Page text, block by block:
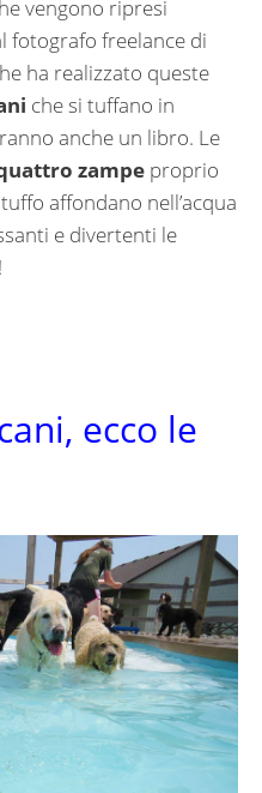
vengono ripresi
fotografo freelance di
ha realizzato queste
che si tuffano in
anche un libro. Le
zampe proprio
affondano nell’acqua
e divertenti le
ecco le